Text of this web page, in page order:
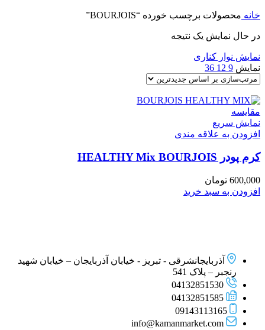
خانه محصولات برچسب خورده “BOURJOIS”
در حال نمایش یک نتیجه
نمایش نوار کناری
نمایش 9
12
36
مقايسه
نمایش سریع
افزودن به علاقه مندی
کرم پودر HEALTHY Mix BOURJOIS
600,000 تومان
افزودن به سبد خرید
آذربایجانشرقی - تبریز - خیابان آذربایجان – خیابان شهید
رنجبر – پلاک 541
04132851530
04132851585
09143113165
info@kamanmarket.com